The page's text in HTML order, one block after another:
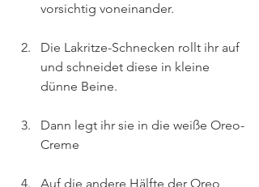
vorsichtig voneinander.
Die Lakritze-Schnecken rollt ihr auf
und schneidet diese in kleine
dünne Beine.
Dann legt ihr sie in die weiße Oreo-
Creme
Auf die andere Hälfte der Oreo